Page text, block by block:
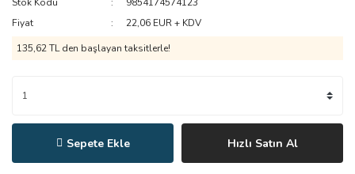
Fiyat
22,06 EUR + KDV
135,62 TL den başlayan taksitlerle!
Sepete Ekle Hızlı Satın Al